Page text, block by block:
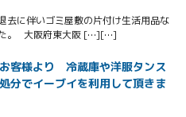
去に伴いゴミ屋敷の片付け生活用品な
た。 大阪府東大阪 […][…]
客様より 冷蔵庫や洋服タンス
分でイーブイを利用して頂きま